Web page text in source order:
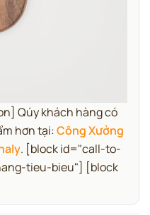
Qúy khách hàng có
hơn tại:Công Xưởng
. [block id="call-to-
tieu-bieu"] [block